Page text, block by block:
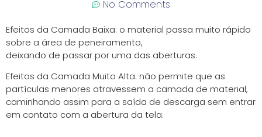
No Comments
Efeitos da Camada Baixa: o material passa muito rápido
sobre a área de peneiramento,
deixando de passar por uma das aberturas.
Efeitos da Camada Muito Alta: não permite que as
partículas menores atravessem a camada de material,
caminhando assim para a saída de descarga sem entrar
em contato com a abertura da tela.